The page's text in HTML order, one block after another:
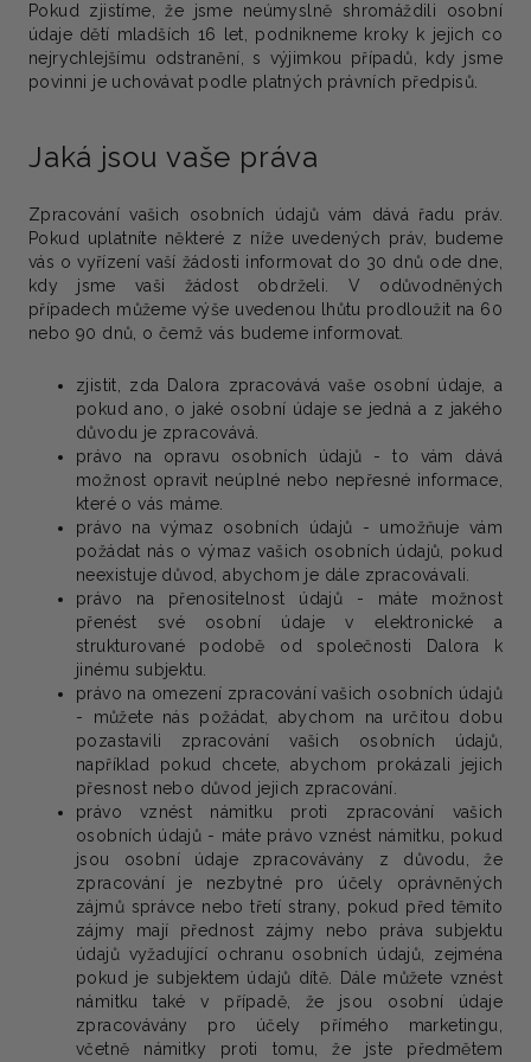
Pokud zjistíme, že jsme neúmyslně shromáždili osobní
údaje dětí mladších 16 let, podnikneme kroky k jejich co
nejrychlejšímu odstranění, s výjimkou případů, kdy jsme
povinni je uchovávat podle platných právních předpisů.
Jaká jsou vaše práva
Zpracování vašich osobních údajů vám dává řadu práv.
Pokud uplatníte některé z níže uvedených práv, budeme
vás o vyřízení vaší žádosti informovat do 30 dnů ode dne,
kdy jsme vaši žádost obdrželi. V odůvodněných
případech můžeme výše uvedenou lhůtu prodloužit na 60
nebo 90 dnů, o čemž vás budeme informovat.
zjistit, zda Dalora zpracovává vaše osobní údaje, a
pokud ano, o jaké osobní údaje se jedná a z jakého
důvodu je zpracovává.
právo na opravu osobních údajů - to vám dává
možnost opravit neúplné nebo nepřesné informace,
které o vás máme.
právo na výmaz osobních údajů - umožňuje vám
požádat nás o výmaz vašich osobních údajů, pokud
neexistuje důvod, abychom je dále zpracovávali.
právo na přenositelnost údajů - máte možnost
přenést své osobní údaje v elektronické a
strukturované podobě od společnosti Dalora k
jinému subjektu.
právo na omezení zpracování vašich osobních údajů
- můžete nás požádat, abychom na určitou dobu
pozastavili zpracování vašich osobních údajů,
například pokud chcete, abychom prokázali jejich
přesnost nebo důvod jejich zpracování.
právo vznést námitku proti zpracování vašich
osobních údajů - máte právo vznést námitku, pokud
jsou osobní údaje zpracovávány z důvodu, že
zpracování je nezbytné pro účely oprávněných
zájmů správce nebo třetí strany, pokud před těmito
zájmy mají přednost zájmy nebo práva subjektu
údajů vyžadující ochranu osobních údajů, zejména
pokud je subjektem údajů dítě. Dále můžete vznést
námitku také v případě, že jsou osobní údaje
zpracovávány pro účely přímého marketingu,
včetně námitky proti tomu, že jste předmětem